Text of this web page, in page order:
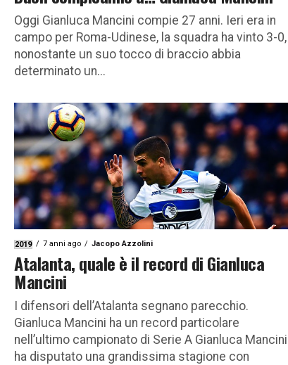
Oggi Gianluca Mancini compie 27 anni. Ieri era in
campo per Roma-Udinese, la squadra ha vinto 3-0,
nonostante un suo tocco di braccio abbia
determinato un...
2019 7 anni ago Jacopo Azzolini
Atalanta, quale è il record di Gianluca
Mancini
I difensori dell’Atalanta segnano parecchio.
Gianluca Mancini ha un record particolare
nell’ultimo campionato di Serie A Gianluca Mancini
ha disputato una grandissima stagione con